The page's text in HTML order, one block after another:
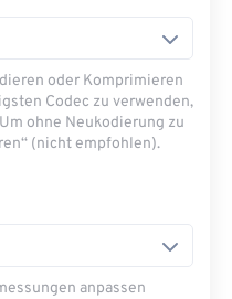
oder Komprimieren
Codec zu verwenden,
ohne Neukodierung zu
(nicht empfohlen).
anpassen